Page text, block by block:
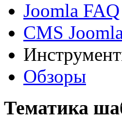
Joomla FAQ
CMS
Обзоры
Тематика